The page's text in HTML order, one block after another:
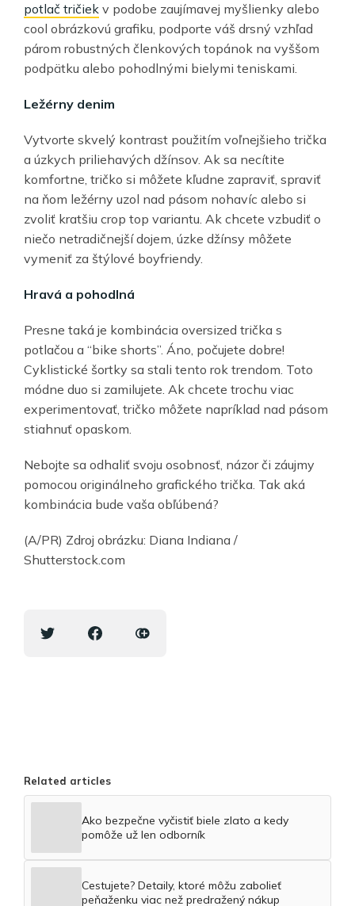
potlač tričiek v podobe zaujímavej myšlienky alebo
cool obrázkovú grafiku, podporte váš drsný vzhľad
párom robustných členkových topánok na vyššom
podpätku alebo pohodlnými bielymi teniskami.
Ležérny denim
Vytvorte skvelý kontrast použitím voľnejšieho trička
a úzkych priliehavých džínsov. Ak sa necítite
komfortne, tričko si môžete kľudne zapraviť, spraviť
na ňom ležérny uzol nad pásom nohavíc alebo si
zvoliť kratšiu crop top variantu. Ak chcete vzbudiť o
niečo netradičnejší dojem, úzke džínsy môžete
vymeniť za štýlové boyfriendy.
Hravá a pohodlná
Presne taká je kombinácia oversized trička s
potlačou a “bike shorts”. Áno, počujete dobre!
Cyklistické šortky sa stali tento rok trendom. Toto
módne duo si zamilujete. Ak chcete trochu viac
experimentovať, tričko môžete napríklad nad pásom
stiahnuť opaskom.
Nebojte sa odhaliť svoju osobnosť, názor či záujmy
pomocou originálneho grafického trička. Tak aká
kombinácia bude vaša obľúbená?
(A/PR) Zdroj obrázku: Diana Indiana /
Shutterstock.com
Related articles
Ako bezpečne vyčistiť biele zlato a kedy
pomôže už len odborník
Cestujete? Detaily, ktoré môžu zabolieť
peňaženku viac než predražený nákup